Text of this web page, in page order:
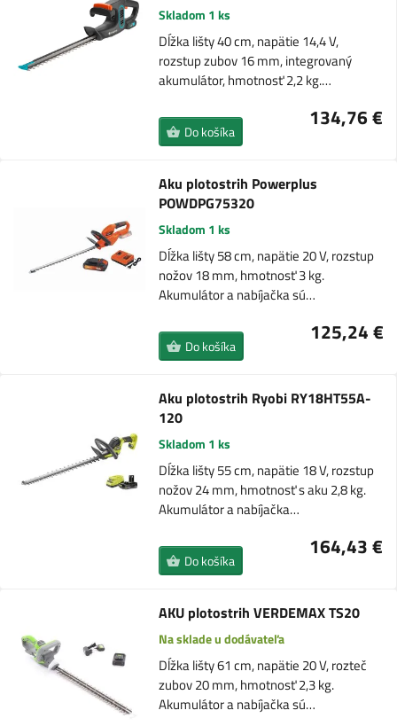
Skladom 1 ks
Dĺžka lišty 40 cm, napätie 14,4 V,
rozstup zubov 16 mm, integrovaný
akumulátor, hmotnosť 2,2 kg.…
134,76 €
Do košíka
Aku plotostrih Powerplus
POWDPG75320
Skladom 1 ks
Dĺžka lišty 58 cm, napätie 20 V, rozstup
nožov 18 mm, hmotnosť 3 kg.
Akumulátor a nabíjačka sú…
125,24 €
Do košíka
Aku plotostrih Ryobi RY18HT55A-
120
Skladom 1 ks
Dĺžka lišty 55 cm, napätie 18 V, rozstup
nožov 24 mm, hmotnosť s aku 2,8 kg.
Akumulátor a nabíjačka…
164,43 €
Do košíka
AKU plotostrih VERDEMAX TS20
Na sklade u dodávateľa
Dĺžka lišty 61 cm, napätie 20 V, rozteč
zubov 20 mm, hmotnosť 2,3 kg.
Akumulátor a nabíjačka sú…